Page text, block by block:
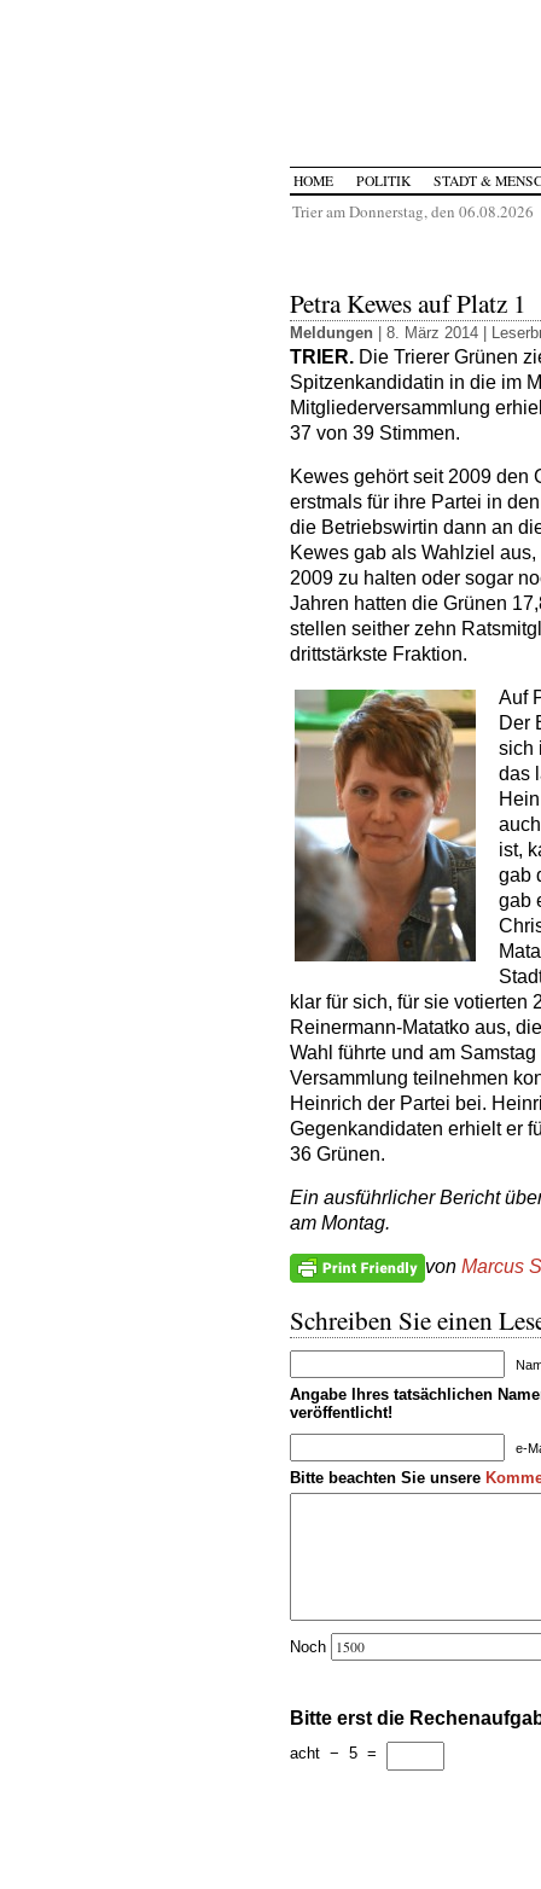
HOME POLITIK STADT &
Trier am Donnerstag, den 06.08.2026
Petra Kewes auf Platz 1
Meldungen | 8. März 2014 |
TRIER. Die Trierer Grünen
Spitzenkandidatin in die im
Mitgliederversammlung
37 von 39 Stimmen.
Kewes gehört seit 2009 den
erstmals für ihre Partei in
die Betriebswirtin dann an
Kewes gab als Wahlziel
2009 zu halten oder sogar
Jahren hatten die Grünen
stellen seither zehn
drittstärkste Fraktion.
Auf
Der
sich
das
ist,
gab
gab
klar für sich, für sie votierten
Reinermann-Matatko aus,
Wahl führte und am
Versammlung teilnehmen
Heinrich der Partei bei.
Gegenkandidaten erhielt er
36 Grünen.
Ein ausführlicher Bericht
am Montag.
von Marcus
Schreiben Sie einen
Angabe Ihres tatsächlichen
veröffentlicht!
e-
Bitte beachten Sie unsere
Noch
Bitte erst die
acht − 5 =